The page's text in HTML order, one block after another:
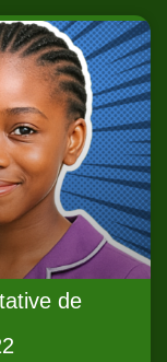
de